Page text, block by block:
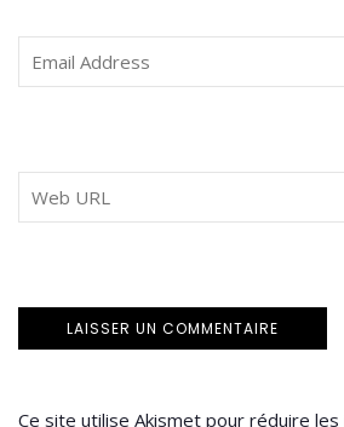
Ce site utilise Akismet pour réduire les